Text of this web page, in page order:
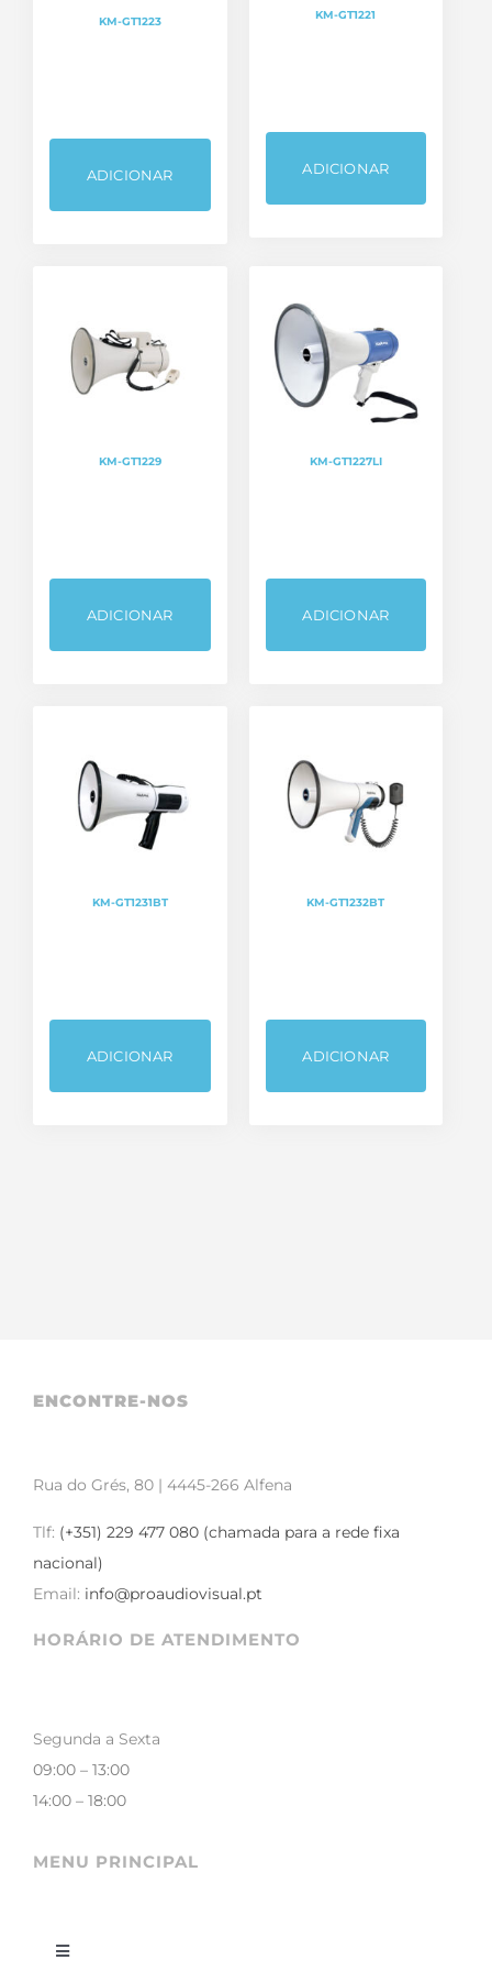
KM-GT1223
ADICIONAR
KM-GT1221
ADICIONAR
KM-GT1229
ADICIONAR
KM-GT1227LI
ADICIONAR
KM-GT1231BT
ADICIONAR
KM-GT1232BT
ADICIONAR
ENCONTRE-NOS
Rua do Grés, 80 | 4445-266 Alfena
Tlf: (+351) 229 477 080 (chamada para a rede fixa
nacional)
Email: info@proaudiovisual.pt
HORÁRIO DE ATENDIMENTO
Segunda a Sexta
09:00 – 13:00
14:00 – 18:00
MENU PRINCIPAL
Toggle